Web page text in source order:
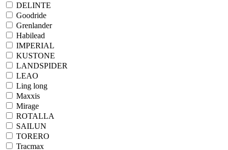
DELINTE
Goodride
Grenlander
Habilead
IMPERIAL
KUSTONE
LANDSPIDER
LEAO
Ling long
Maxxis
Mirage
ROTALLA
SAILUN
TORERO
Tracmax